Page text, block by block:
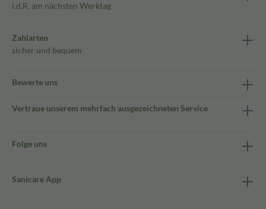
i.d.R. am nächsten Werktag
Zahlarten
sicher und bequem
Bewerte uns
Vertraue unserem mehrfach ausgezeichneten Service
Folge uns
Sanicare App